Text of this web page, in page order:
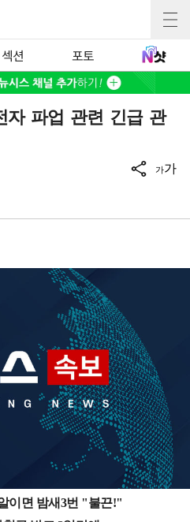
섹션 포토
자 파업 관련 긴급 관
가가